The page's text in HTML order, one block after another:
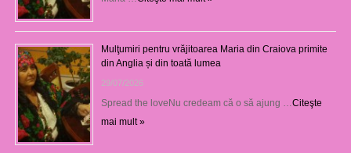
Mulţumiri pentru vrăjitoarea Maria din Craiova primite
din Anglia și din toată lumea
29/07/2026
Spread the loveNu credeam că o să ajung … Citeşte
mai mult »